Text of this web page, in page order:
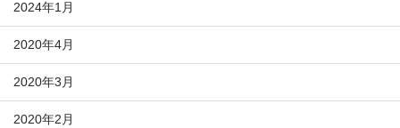
2024年1月
2020年4月
2020年3月
2020年2月